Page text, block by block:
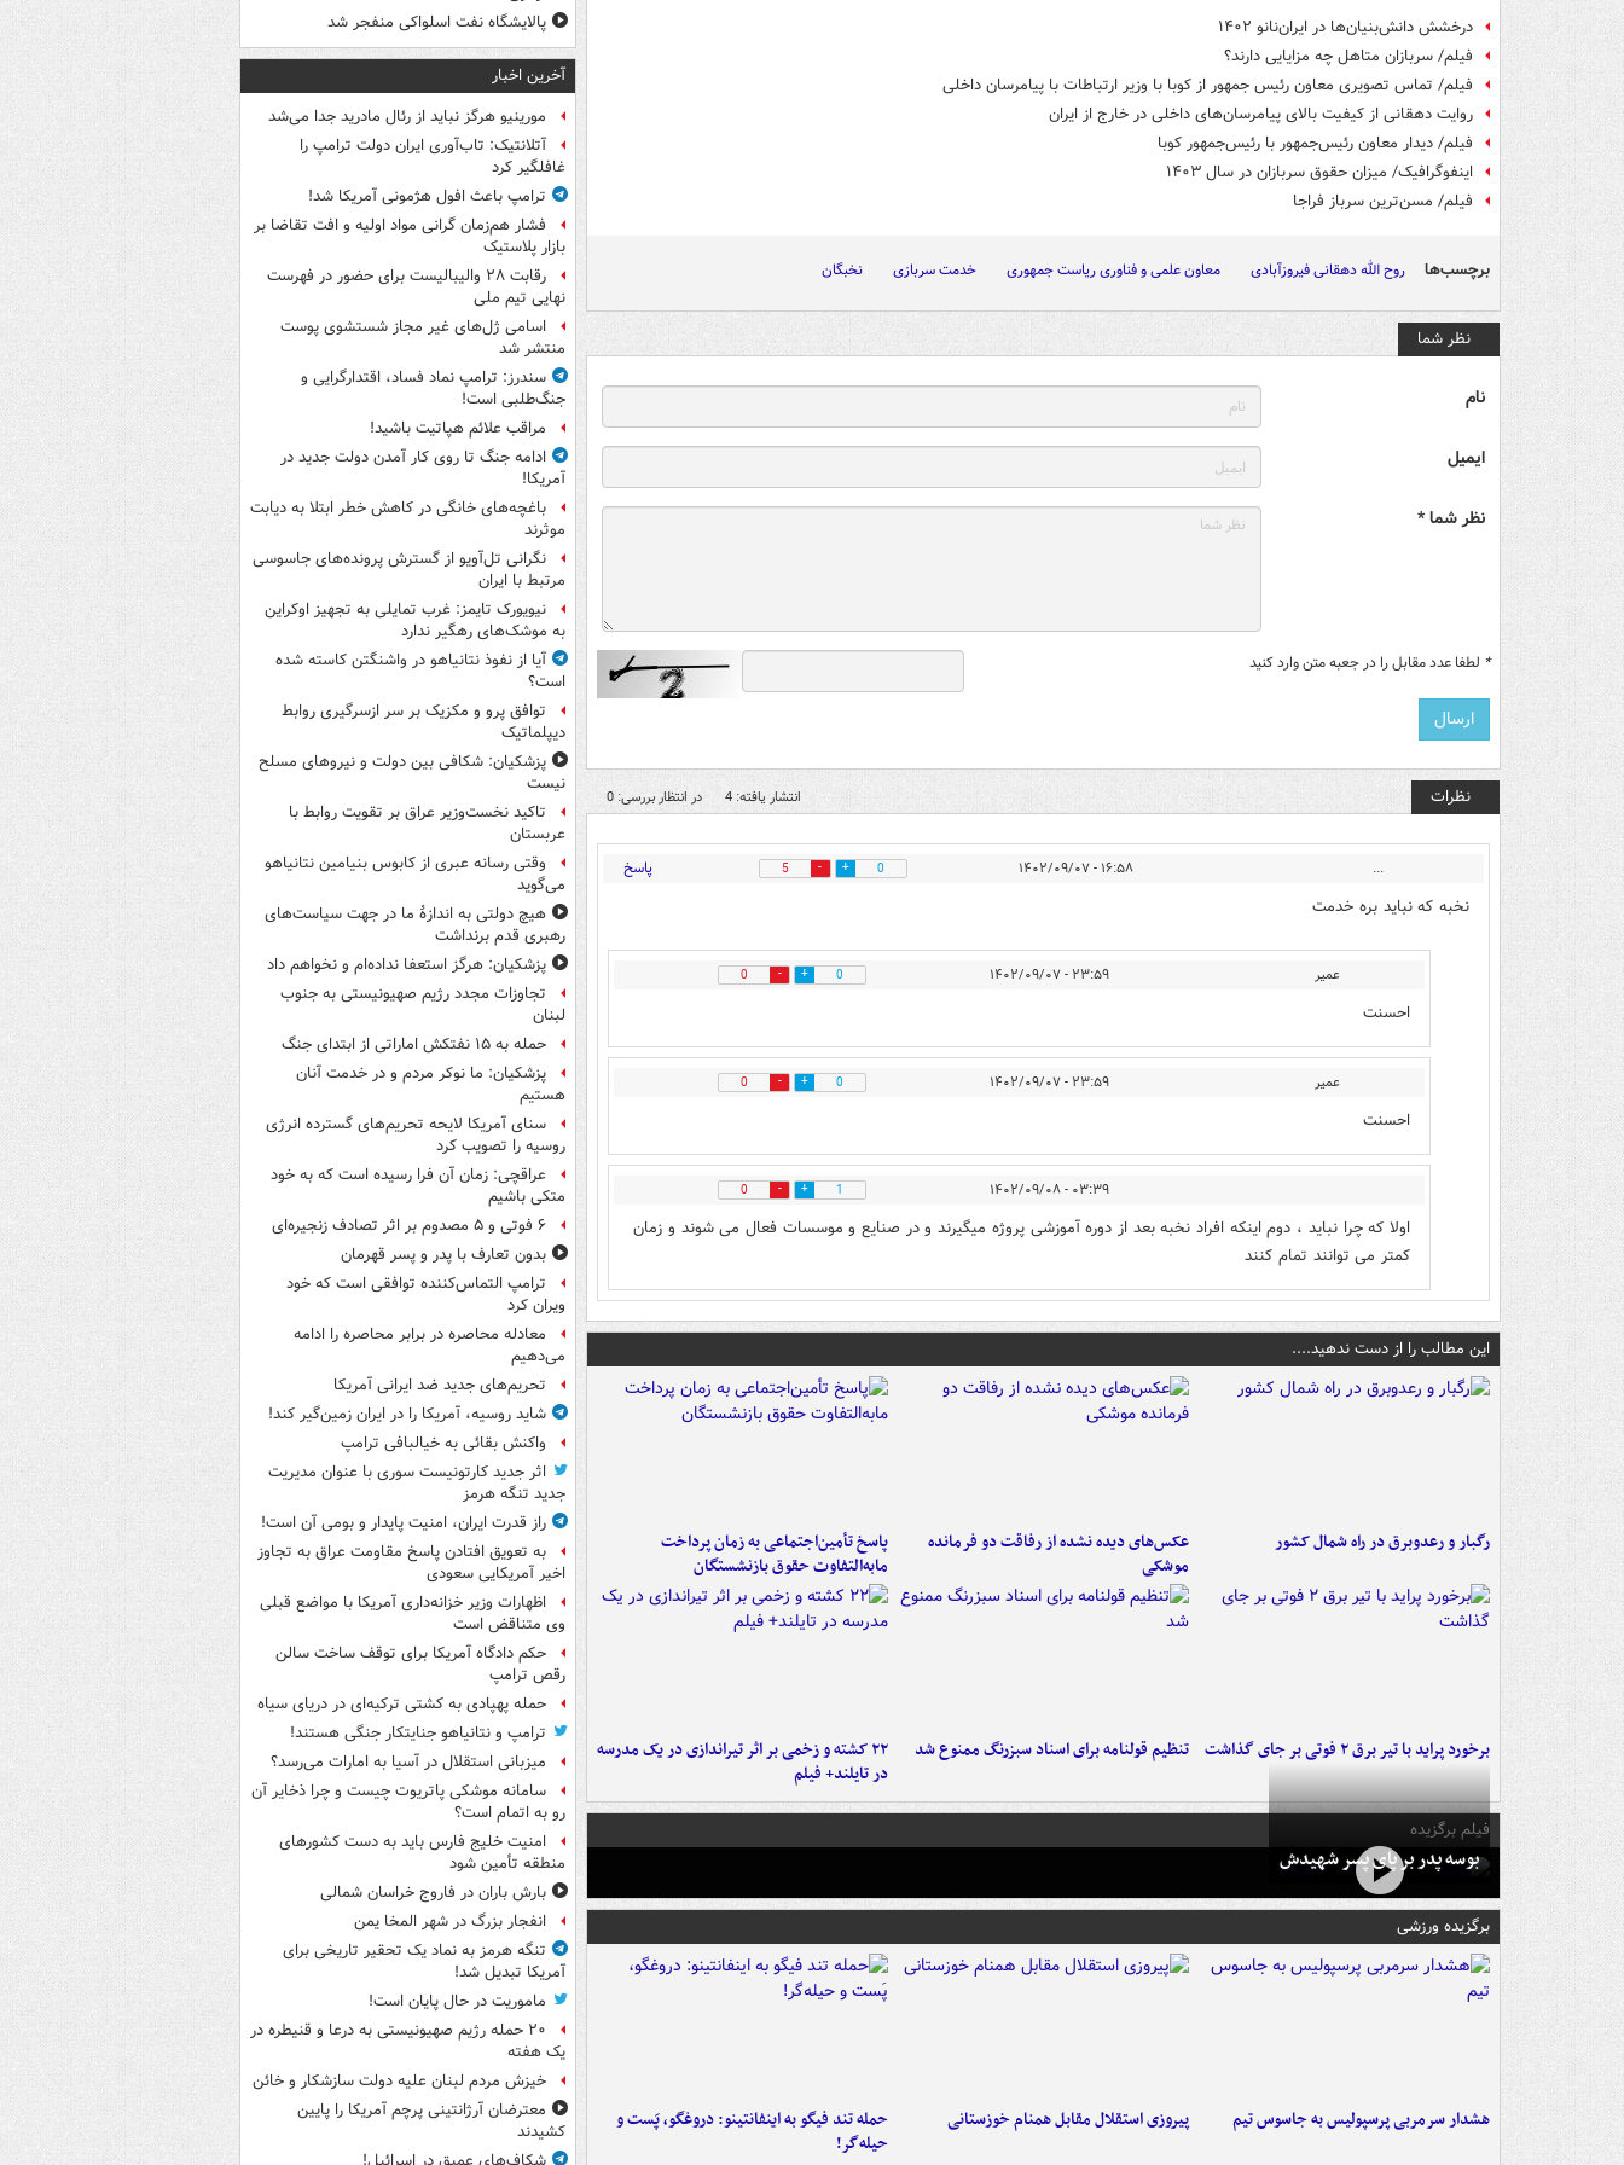
درخشش دانش‌بنیان‌ها در ایران‌نانو ۱۴۰۲
فیلم/ سربازان متاهل چه مزایایی دارند؟
فیلم/ تماس تصویری معاون رئیس جمهور از کوبا با وزیر ارتباطات با پیامرسان داخلی
روایت دهقانی از کیفیت بالای پیامرسان‌های داخلی در خارج از ایران
فیلم/ دیدار معاون رئیس‌جمهور با رئیس‌جمهور کوبا
اینفوگرافیک/ میزان حقوق سربازان در سال ۱۴۰۳
فیلم/ مسن‌ترین سرباز فراجا
برچسب‌ها روح الله دهقانی فیروزآبادی معاون علمی و فناوری ریاست جمهوری خدمت سربازی نخبگان
نظر شما
نام
ایمیل
نظر شما *
* لطفا عدد مقابل را در جعبه متن وارد کنید
نظرات انتشار یافته: 4 در انتظار بررسی: 0
... ۱۶:۵۸ - ۱۴۰۲/۰۹/۰۷ 0
5 پاسخ
نخبه که نباید بره خدمت
عمیر ۲۳:۵۹ - ۱۴۰۲/۰۹/۰۷ 0
0
احسنت
عمیر ۲۳:۵۹ - ۱۴۰۲/۰۹/۰۷ 0
0
احسنت
۰۳:۳۹ - ۱۴۰۲/۰۹/۰۸ 1
0
اولا که چرا نباید ، دوم اینکه افراد نخبه بعد از دوره آموزشی پروژه میگیرند و در صنایع و موسسات فعال می شوند و زمان
کمتر می توانند تمام کنند
این مطالب را از دست ندهید....
رگبار و رعدوبرق در راه شمال کشور
عکس‌های دیده نشده از رفاقت دو فرمانده‌
موشکی
پاسخ تأمین‌اجتماعی به زمان پرداخت
مابه‌التفاوت حقوق بازنشستگان
برخورد پراید با تیر برق ۲ فوتی بر جای گذاشت تنظیم قولنامه برای اسناد سبزرنگ ممنوع شد
۲۲ کشته و زخمی بر اثر تیراندازی در یک مدرسه
در تایلند+ فیلم
فیلم برگزیده
بوسه‌ پدر بر پای پسر شهیدش
برگزیده ورزشی
هشدار سرمربی پرسپولیس به جاسوس تیم پیروزی استقلال مقابل همنام خوزستانی
حمله تند فیگو به اینفانتینو: دروغگو، پَست‌ و
حیله‌گر!
پالایشگاه نفت اسلواکی منفجر شد
آخرین اخبار
مورینیو هرگز نباید از رئال مادرید جدا می‌شد
آتلانتیک: تاب‌آوری ایران دولت ترامپ را
غافلگیر کرد
ترامپ باعث افول هژمونی آمریکا شد!
فشار هم‌زمان گرانی مواد اولیه و افت تقاضا بر
بازار پلاستیک
رقابت ۲۸ والیبالیست برای حضور در فهرست
نهایی تیم ملی
اسامی ژل‌های غیر مجاز شستشوی پوست
منتشر شد
سندرز: ترامپ نماد فساد، اقتدارگرایی و
جنگ‌طلبی است!
مراقب علائم هپاتیت باشید!
ادامه جنگ تا روی کار آمدن دولت جدید در
آمریکا!
باغچه‌های خانگی در کاهش خطر ابتلا به دیابت
موثرند
نگرانی تل‌آویو از گسترش پرونده‌های جاسوسی
مرتبط با ایران
نیویورک تایمز: غرب تمایلی به تجهیز اوکراین
به موشک‌های رهگیر ندارد
آیا از نفوذ نتانیاهو در واشنگتن کاسته شده
است؟
توافق پرو و مکزیک بر سر ازسرگیری روابط
دیپلماتیک
پزشکیان: شکافی بین دولت و نیروهای مسلح
نیست
تاکید نخست‌وزیر عراق بر تقویت روابط با
عربستان
وقتی رسانه عبری از کابوس بنیامین نتانیاهو
می‌گوید
هیچ دولتی به اندازۀ ما در جهت سیاست‌های
رهبری قدم برنداشت
پزشکیان: هرگز استعفا نداده‌ام و نخواهم داد
تجاوزات مجدد رژیم صهیونیستی به جنوب
لبنان
حمله به ۱۵ نفتکش‌ اماراتی از ابتدای جنگ
پزشکیان: ما نوکر مردم و در خدمت آنان
هستیم
سنای آمریکا لایحه تحریم‌های گسترده انرژی
روسیه را تصویب کرد
عراقچی: زمان آن فرا رسیده است که به خود
متکی باشیم
۶ فوتی و ۵ مصدوم بر اثر تصادف زنجیره‌ای
بدون تعارف با پدر و پسر قهرمان
ترامپ التماس‌کننده توافقی است که خود
ویران کرد
معادله محاصره در برابر محاصره را ادامه
می‌دهیم
تحریم‌های جدید ضد ایرانی آمریکا
شاید روسیه، آمریکا را در ایران زمین‌گیر کند!
واکنش بقائی به خیالبافی ترامپ
اثر جدید کارتونیست سوری با عنوان مدیریت
جدید تنگه هرمز
راز قدرت ایران، امنیت پایدار و بومی آن است!
به تعویق افتادن پاسخ مقاومت عراق به تجاوز
اخیر آمریکایی سعودی
اظهارات وزیر خزانه‌داری آمریکا با مواضع قبلی
وی متناقض است
حکم دادگاه آمریکا برای توقف ساخت سالن
رقص ترامپ
حمله پهپادی به کشتی ترکیه‌ای در دریای سیاه
ترامپ و نتانیاهو جنایتکار جنگی هستند!
میزبانی استقلال در آسیا به امارات می‌رسد؟
سامانه موشکی پاتریوت چیست و چرا ذخایر آن
رو به اتمام است؟
امنیت خلیج فارس باید به دست کشورهای
منطقه تأمین شود
بارش باران در فاروج خراسان شمالی
انفجار بزرگ در شهر المخا یمن
تنگه هرمز به نماد یک تحقیر تاریخی برای
آمریکا تبدیل شد!
ماموریت در حال پایان است!
۲۰ حمله رژیم صهیونیستی به درعا و قنیطره در
یک هفته
خیزش مردم لبنان علیه دولت سازشکار و خائن
معترضان آرژانتینی پرچم آمریکا را پایین
کشیدند